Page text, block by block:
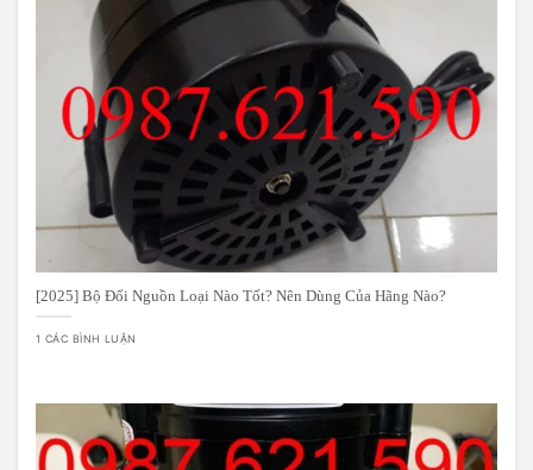
[2025] Bộ Đổi Nguồn Loại Nào Tốt? Nên Dùng Của Hãng Nào?
1 CÁC BÌNH LUẬN